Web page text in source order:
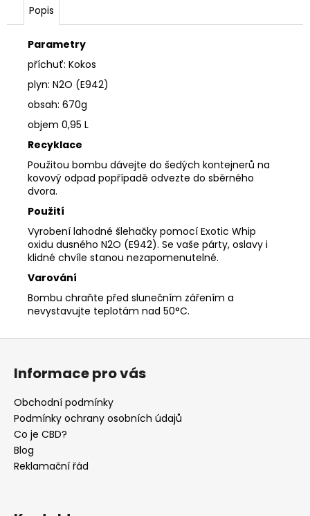
Popis
Parametry
příchuť: Kokos
plyn: N2O (E942)
obsah: 670g
objem 0,95 L
Recyklace
Použitou bombu dávejte do šedých kontejnerů na
kovový odpad popřípadě odvezte do sběrného
dvora.
Použití
Vyrobení lahodné šlehačky pomocí Exotic Whip
oxidu dusného N2O (E942). Se vaše párty, oslavy i
klidné chvíle stanou nezapomenutelné.
Varování
Bombu chraňte před slunečním zářením a
nevystavujte teplotám nad 50°C.
Informace pro vás
Obchodní podmínky
Podmínky ochrany osobních údajů
Co je CBD?
Blog
Reklamační řád